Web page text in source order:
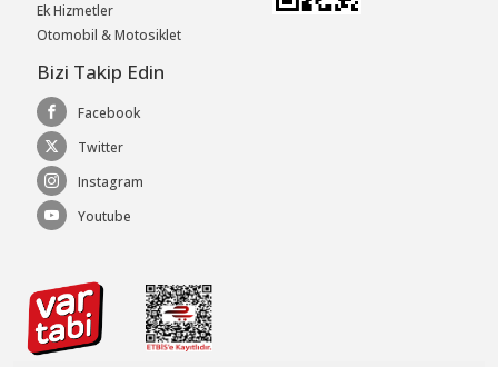
Ek Hizmetler
Otomobil & Motosiklet
Bizi Takip Edin
Facebook
Twitter
Instagram
Youtube